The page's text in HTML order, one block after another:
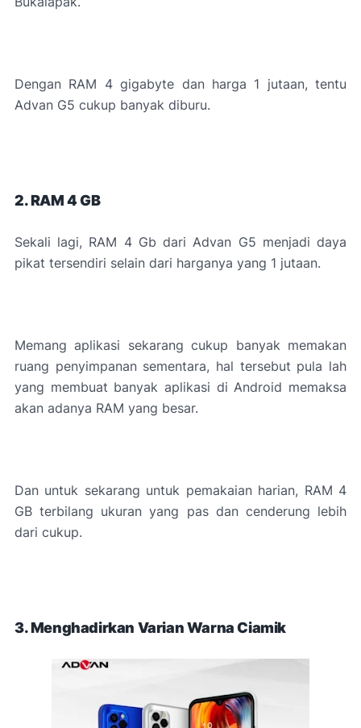
Dengan RAM 4 gigabyte dan harga 1 jutaan, tentu
Advan G5 cukup banyak diburu.
2. RAM 4 GB
Sekali lagi, RAM 4 Gb dari Advan G5 menjadi daya
pikat tersendiri selain dari harganya yang 1 jutaan.
Memang aplikasi sekarang cukup banyak memakan
ruang penyimpanan sementara, hal tersebut pula lah
yang membuat banyak aplikasi di Android memaksa
akan adanya RAM yang besar.
Dan untuk sekarang untuk pemakaian harian, RAM 4
GB terbilang ukuran yang pas dan cenderung lebih
dari cukup.
3. Menghadirkan Varian Warna Ciamik